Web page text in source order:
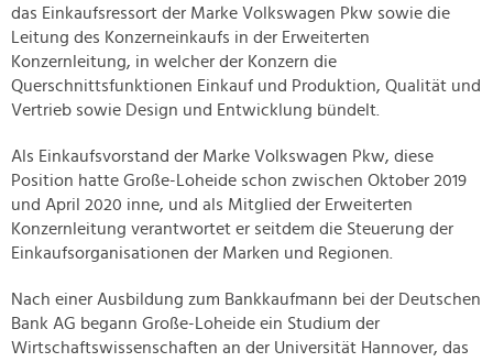
das Einkaufsressort der Marke Volkswagen Pkw sowie die
Leitung des Konzerneinkaufs in der Erweiterten
Konzernleitung, in welcher der Konzern die
Querschnittsfunktionen Einkauf und Produktion, Qualität und
Vertrieb sowie Design und Entwicklung bündelt.
Als Einkaufsvorstand der Marke Volkswagen Pkw, diese
Position hatte Große-Loheide schon zwischen Oktober 2019
und April 2020 inne, und als Mitglied der Erweiterten
Konzernleitung verantwortet er seitdem die Steuerung der
Einkaufsorganisationen der Marken und Regionen.
Nach einer Ausbildung zum Bankkaufmann bei der Deutschen
Bank AG begann Große-Loheide ein Studium der
Wirtschaftswissenschaften an der Universität Hannover, das